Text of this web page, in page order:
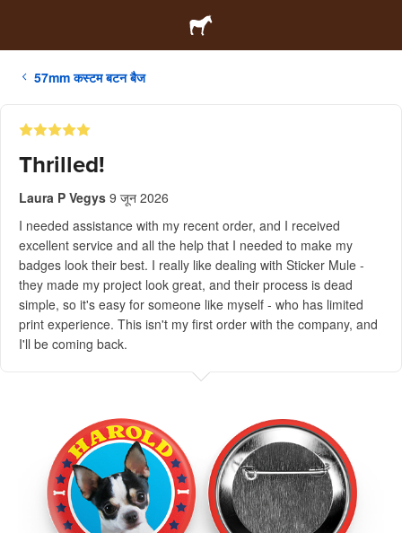
57mm कस्टम बटन बैज
Thrilled!
Laura P Vegys 9 जून 2026
I needed assistance with my recent order, and I received
excellent service and all the help that I needed to make my
badges look their best. I really like dealing with Sticker Mule -
they made my project look great, and their process is dead
simple, so it's easy for someone like myself - who has limited
print experience. This isn't my first order with the company, and
I'll be coming back.